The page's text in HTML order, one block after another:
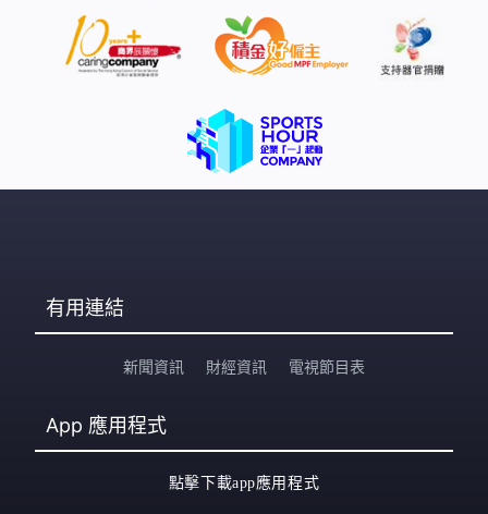
有用連結
新聞資訊 財經資訊 電視節目表
App 應用程式
點擊下載app應用程式